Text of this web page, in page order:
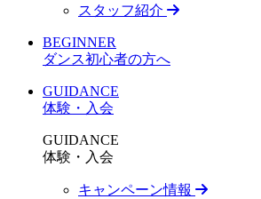
スタッフ紹介
BEGINNER
ダンス初心者の方へ
GUIDANCE
体験・入会
GUIDANCE
体験・入会
キャンペーン情報